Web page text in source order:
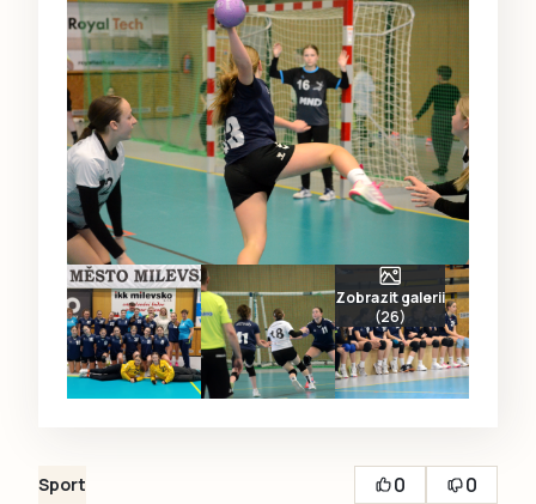
Zobrazit galerii
(26)
Sport 0
0